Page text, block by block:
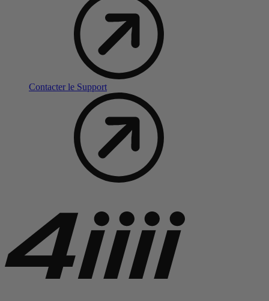
Contacter le Support